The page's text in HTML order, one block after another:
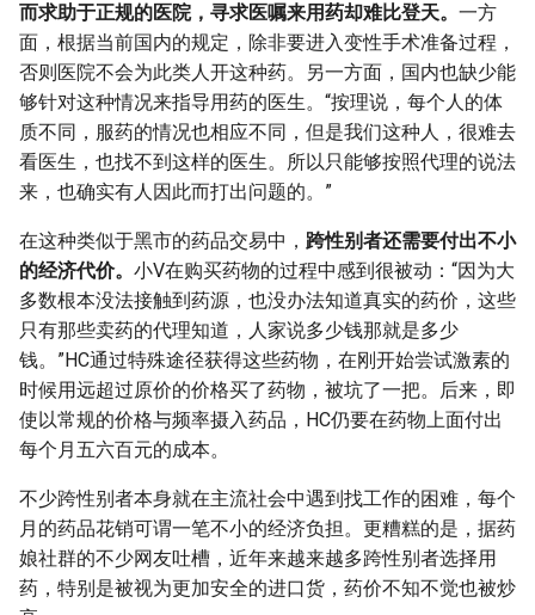
而求助于正规的医院，寻求医嘱来用药却难比登天。 一方
面，根据当前国内的规定，除非要进入变性手术准备过程，
否则医院不会为此类人开这种药。另一方面，国内也缺少能
够针对这种情况来指导用药的医生。“按理说，每个人的体
质不同，服药的情况也相应不同，但是我们这种人，很难去
看医生，也找不到这样的医生。所以只能够按照代理的说法
来，也确实有人因此而打出问题的。”
在这种类似于黑市的药品交易中， 跨性别者还需要付出不小
的经济代价。 小V在购买药物的过程中感到很被动：“因为大
多数根本没法接触到药源，也没办法知道真实的药价，这些
只有那些卖药的代理知道，人家说多少钱那就是多少
钱。”HC通过特殊途径获得这些药物，在刚开始尝试激素的
时候用远超过原价的价格买了药物，被坑了一把。后来，即
使以常规的价格与频率摄入药品，HC仍要在药物上面付出
每个月五六百元的成本。
不少跨性别者本身就在主流社会中遇到找工作的困难，每个
月的药品花销可谓一笔不小的经济负担。更糟糕的是，据药
娘社群的不少网友吐槽，近年来越来越多跨性别者选择用
药，特别是被视为更加安全的进口货，药价不知不觉也被炒